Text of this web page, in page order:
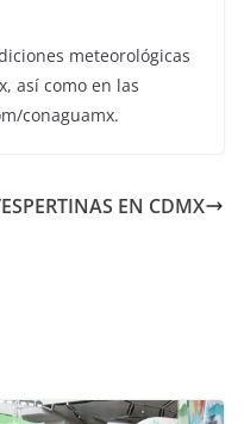
meteorológicas
así como en las
conaguamx.
EN CDMX